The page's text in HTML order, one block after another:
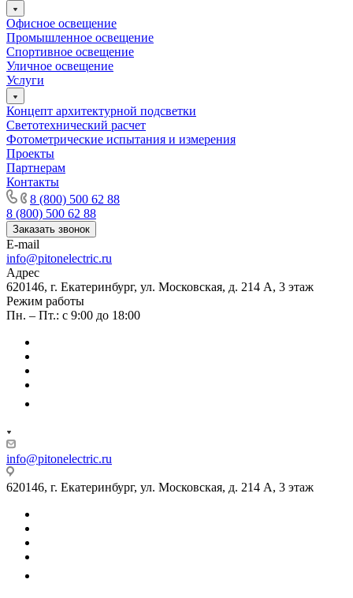
Офисное освещение
Промышленное освещение
Спортивное освещение
Уличное освещение
Услуги
Концепт архитектурной подсветки
Светотехнический расчет
Фотометрические испытания и измерения
Проекты
Партнерам
Контакты
8 (800) 500 62 88
8 (800) 500 62 88
Заказать звонок
E-mail
info@pitonelectric.ru
Адрес
620146, г. Екатеринбург, ул. Московская, д. 214 А, 3 этаж
Режим работы
Пн. – Пт.: с 9:00 до 18:00
info@pitonelectric.ru
620146, г. Екатеринбург, ул. Московская, д. 214 А, 3 этаж